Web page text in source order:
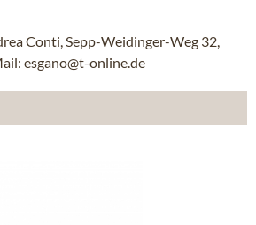
Conti, Sepp-Weidinger-Weg 32,
esgano@t-online.de